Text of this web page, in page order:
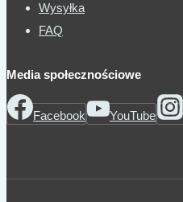
Wysyłka
FAQ
Media społecznościowe
Facebook YouTube